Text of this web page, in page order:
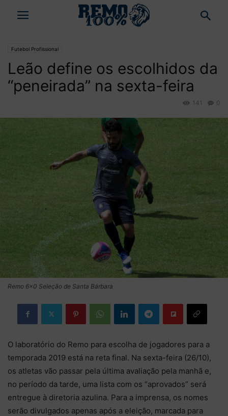
Futebol Profissional
Leão define os escolhidos da
“peneirada” na sexta-feira
0
141
Remo 6x0 Seleção de Santa Bárbara
O laboratório do Remo para escolha de jogadores para a
temporada 2019 está na reta final. Na sexta-feira (26/10),
os atletas vão passar pela última avaliação pela manhã e,
no período da tarde, uma lista com os “aprovados” será
entregue à diretoria azulina. Para a imprensa, os nomes
serão divulgados apenas após a eleição, marcada para